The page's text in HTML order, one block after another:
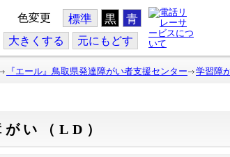
色変更 標準 黒 青
大きくする 元にもどす
『エール』鳥取県発達障がい者支援センター 学習障
がい（LD）